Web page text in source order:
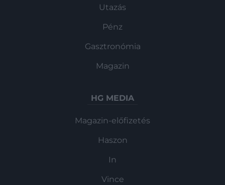
Utazás
Pénz
Gasztronómia
Magazin
HG MEDIA
Magazin-előfizetés
Haszon
In
Vince